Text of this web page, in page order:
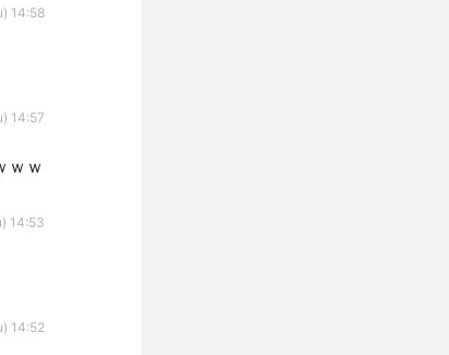
14:58
14:57
ｗｗ
14:53
14:52